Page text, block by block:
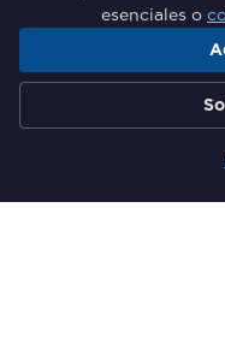
Grupo de Responsables
Formación del Sector
Secciones
esenciales o